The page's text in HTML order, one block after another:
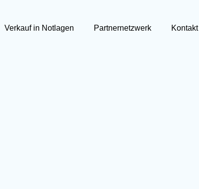
Verkauf in Notlagen Partnernetzwerk Kontakt